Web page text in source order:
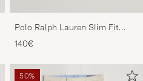
Polo Ralph Lauren Slim Fit
Shirt Oxford White
140€
50%